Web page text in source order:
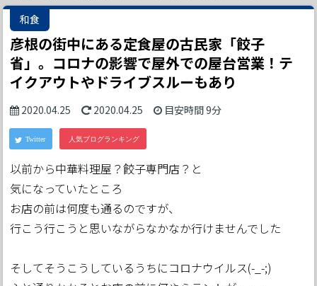
和食
彦根の街中にある定食屋の古民家「餃子
省」。コロナの影響で屋外での屋台営業！テ
イクアウトやドライブスルーもあり
2020.04.25 2020.04.25 目安時間9分
以前から中華料理屋？餃子専門店？と
気になっていたところ
お店の前は何度も通るのですが、
行こう行こうと思いながらなかなか行けませんでした
そしてそうこうしているうちにコロナウイルス(-_-;)